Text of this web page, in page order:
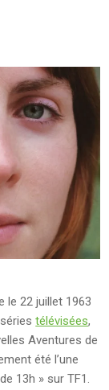
le 22 juillet 1963
sériestélévisées,
Aventures de
été l’une
13h » sur TF1.